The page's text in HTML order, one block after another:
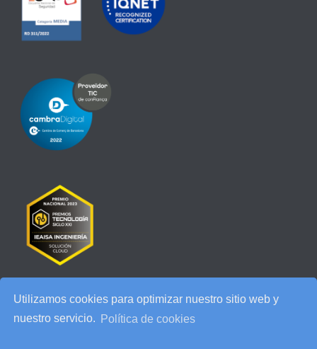
Utilizamos cookies para optimizar nuestro sitio web y
nuestro servicio.
Política de cookies